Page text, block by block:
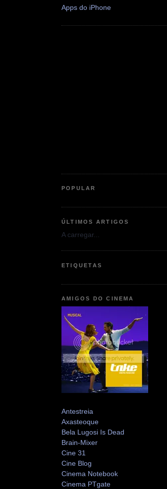
Apps do iPhone
POPULAR
ÚLTIMOS ARTIGOS
A carregar...
ETIQUETAS
AMIGOS DO CINEMA
Antestreia
Axasteoque
Bela Lugosi Is Dead
Brain-Mixer
Cine 31
Cine Blog
Cinema Notebook
Cinema PTgate